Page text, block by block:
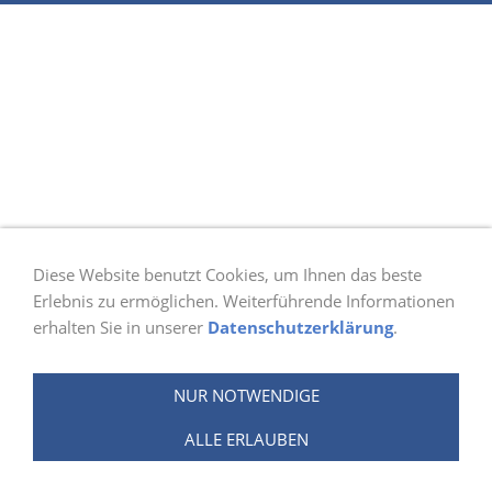
Diese Website benutzt Cookies, um Ihnen das beste
Erlebnis zu ermöglichen. Weiterführende Informationen
erhalten Sie in unserer Datenschutzerklärung.
NUR NOTWENDIGE
ALLE ERLAUBEN